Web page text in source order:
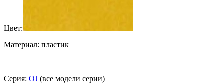
Цвет:
Материал: пластик
Серия: OJ (все модели серии)